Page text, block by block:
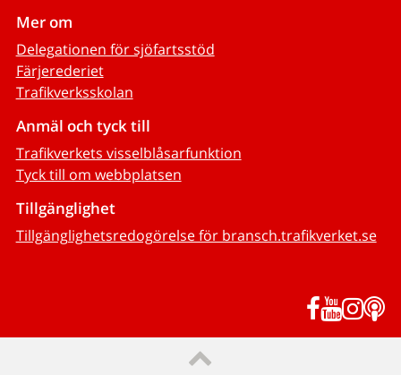
Mer om
Delegationen för sjöfartsstöd
Färjerederiet
Trafikverksskolan
Anmäl och tyck till
Trafikverkets visselblåsarfunktion
Tyck till om webbplatsen
Tillgänglighet
Tillgänglighetsredogörelse för bransch.trafikverket.se
Facebook
YouTube